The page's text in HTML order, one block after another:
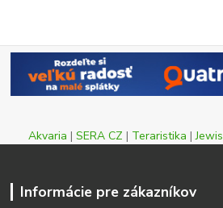
Akvaria | SERA CZ | Teraristika |
Informácie pre zákazníkov